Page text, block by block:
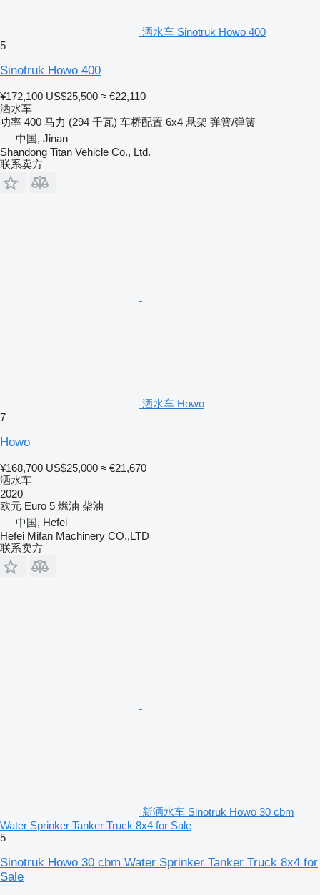
洒水车 Sinotruk Howo 400
5
Sinotruk Howo 400
¥172,100 US$25,500 ≈ €22,110
洒水车
功率 400 马力 (294 千瓦) 车桥配置 6x4 悬架 弹簧/弹簧
中国, Jinan
Shandong Titan Vehicle Co., Ltd.
联系卖方
洒水车 Howo
7
Howo
¥168,700 US$25,000 ≈ €21,670
洒水车
2020
欧元 Euro 5 燃油 柴油
中国, Hefei
Hefei Mifan Machinery CO.,LTD
联系卖方
新洒水车 Sinotruk Howo 30 cbm
Water Sprinker Tanker Truck 8x4 for Sale
5
Sinotruk Howo 30 cbm Water Sprinker Tanker Truck 8x4 for
Sale